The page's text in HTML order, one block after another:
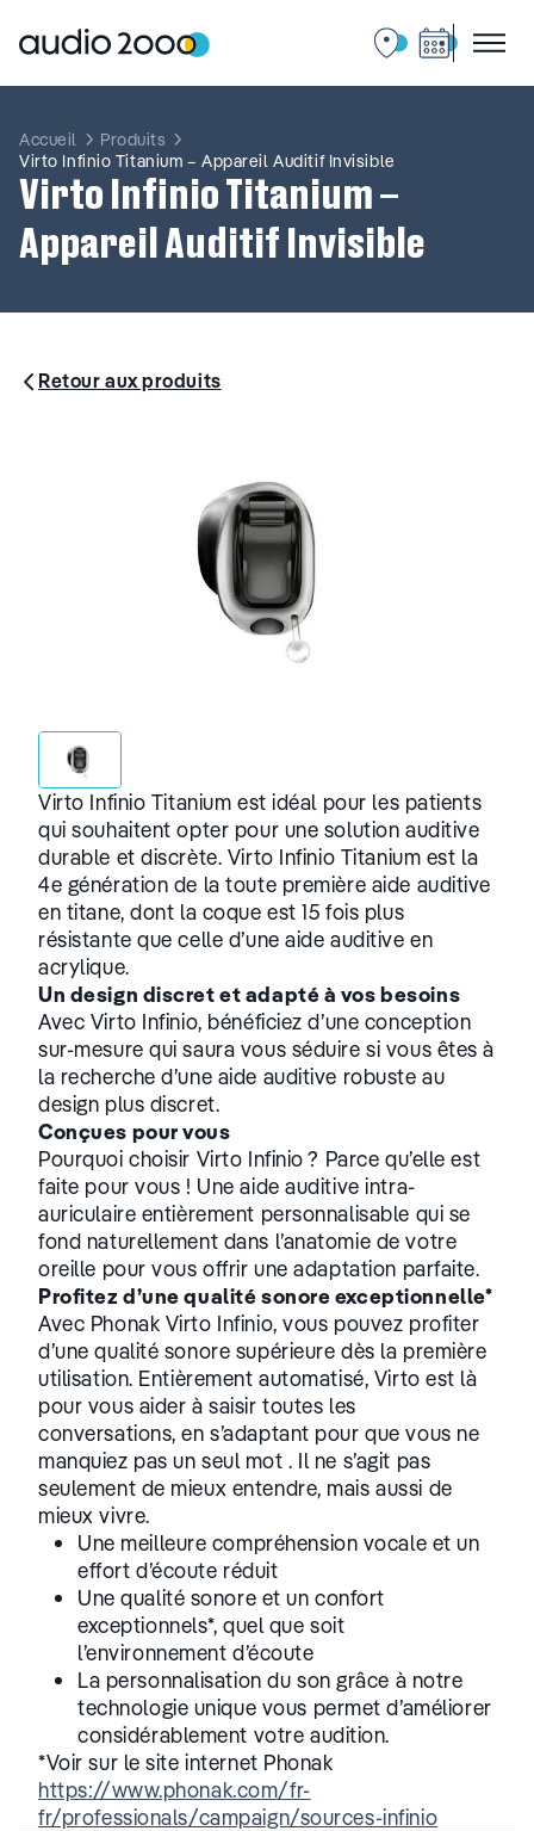
contenu
Accueil
Produits
Virto Infinio Titanium – Appareil Auditif Invisible
Virto Infinio Titanium –
Appareil Auditif Invisible
Retour aux produits
Virto Infinio Titanium est idéal pour les patients
qui souhaitent opter pour une solution auditive
durable et discrète. Virto Infinio Titanium est la
4e génération de la toute première aide auditive
en titane, dont la coque est 15 fois plus
résistante que celle d’une aide auditive en
acrylique.
Un design discret et adapté à vos besoins
Avec Virto Infinio, bénéficiez d’une conception
sur-mesure qui saura vous séduire si vous êtes à
la recherche d’une aide auditive robuste au
design plus discret.
Conçues pour vous
Pourquoi choisir Virto Infinio ? Parce qu’elle est
faite pour vous ! Une aide auditive intra-
auriculaire entièrement personnalisable qui se
fond naturellement dans l’anatomie de votre
oreille pour vous offrir une adaptation parfaite.
Profitez d’une qualité sonore exceptionnelle*
Avec Phonak Virto Infinio, vous pouvez profiter
d’une qualité sonore supérieure dès la première
utilisation. Entièrement automatisé, Virto est là
pour vous aider à saisir toutes les
conversations, en s’adaptant pour que vous ne
manquiez pas un seul mot . Il ne s’agit pas
seulement de mieux entendre, mais aussi de
mieux vivre.
Une meilleure compréhension vocale et un
effort d’écoute réduit
Une qualité sonore et un confort
exceptionnels*, quel que soit
l’environnement d’écoute
La personnalisation du son grâce à notre
technologie unique vous permet d’améliorer
considérablement votre audition.
*Voir sur le site internet Phonak
https://www.phonak.com/fr-
fr/professionals/campaign/sources-infinio